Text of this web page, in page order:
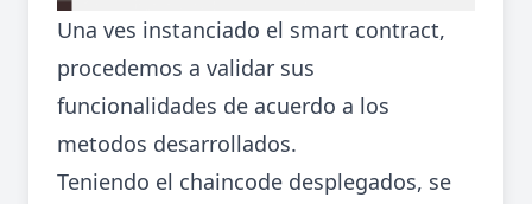
Una ves instanciado el smart contract,
procedemos a validar sus
funcionalidades de acuerdo a los
metodos desarrollados.
Teniendo el chaincode desplegados, se